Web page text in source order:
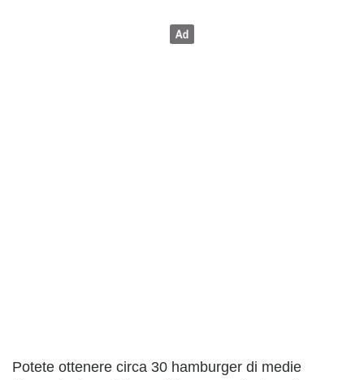
Potete ottenere circa 30 hamburger di medie